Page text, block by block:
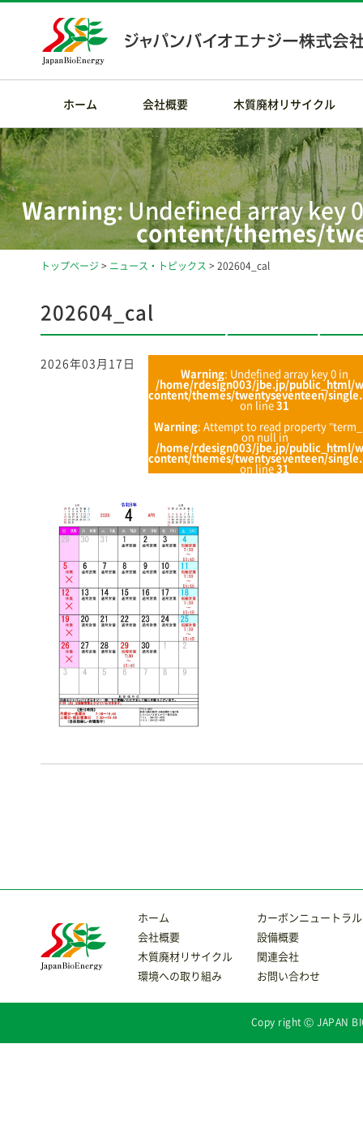
ホーム 会社概要 木質廃材リサイクル
Warning: Undefined array key
content/themes/
Warning: Attempt
content/themes/
トップページ > ニュース・トピックス > 202604_cal
202604_cal
2026年03月17日
Warning: Undefined array key 0 in
/home/rdesign003/jbe.jp/public_html/
content/themes/twentyseventeen/
on line31
Warning: Attempt to read property
on null in
/home/rdesign003/jbe.jp/public_html/
content/themes/twentyseventeen/
on line31
ホーム
会社概要
木質廃材リサイクル
環境への取り組み
カーボンニュートラル
設備概要
関連会社
お問い合わせ
Copy right Ⓒ JAPAN